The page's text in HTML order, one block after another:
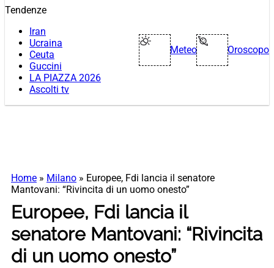
Tendenze
Iran
Ucraina
Ceuta
Guccini
LA PIAZZA 2026
Ascolti tv
Meteo Oroscopo
Home » Milano » Europee, Fdi lancia il senatore
Mantovani: “Rivincita di un uomo onesto”
Europee, Fdi lancia il
senatore Mantovani: “Rivincita
di un uomo onesto”